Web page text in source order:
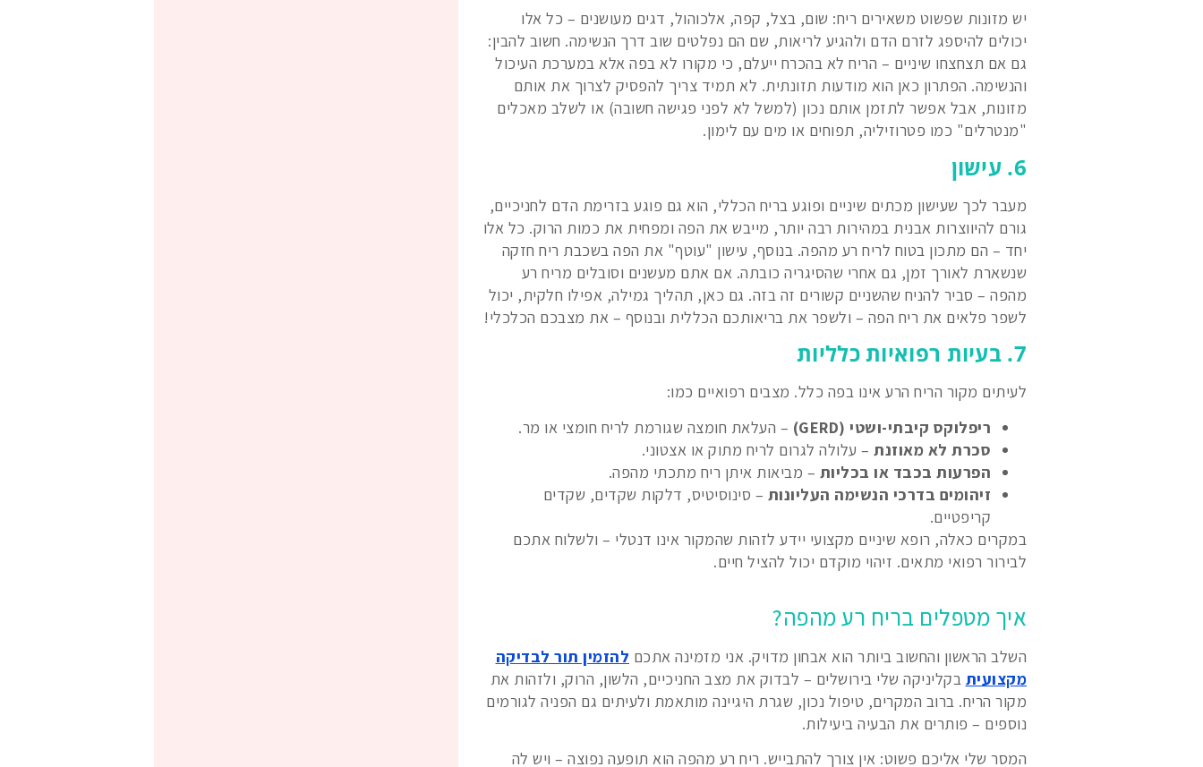
יש מזונות שפשוט משאירים ריח: שום, בצל, קפה, אלכוהול, דגים מעושנים – כל אלו
יכולים להיספג לזרם הדם ולהגיע לריאות, שם הם נפלטים שוב דרך הנשימה. חשוב להבין:
גם אם תצחצחו שיניים – הריח לא בהכרח ייעלם, כי מקורו לא בפה אלא במערכת העיכול
והנשימה. הפתרון כאן הוא מודעות תזונתית. לא תמיד צריך להפסיק לצרוך את אותם
מזונות, אבל אפשר לתזמן אותם נכון (למשל לא לפני פגישה חשובה) או לשלב מאכלים
"מנטרלים" כמו פטרוזיליה, תפוחים או מים עם לימון.
6. עישון
מעבר לכך שעישון מכתים שיניים ופוגע בריח הכללי, הוא גם פוגע בזרימת הדם לחניכיים,
גורם להיווצרות אבנית במהירות רבה יותר, מייבש את הפה ומפחית את כמות הרוק. כל אלו
יחד – הם מתכון בטוח לריח רע מהפה. בנוסף, עישון "עוטף" את הפה בשכבת ריח חזקה
שנשארת לאורך זמן, גם אחרי שהסיגריה כובתה. אם אתם מעשנים וסובלים מריח רע
מהפה – סביר להניח שהשניים קשורים זה בזה. גם כאן, תהליך גמילה, אפילו חלקית, יכול
לשפר פלאים את ריח הפה – ולשפר את בריאותכם הכללית ובנוסף – את מצבכם הכלכלי!
7. בעיות רפואיות כלליות
לעיתים מקור הריח הרע אינו בפה כלל. מצבים רפואיים כמו:
ריפלוקס קיבתי-ושטי (GERD)
– העלאת חומצה שגורמת לריח חומצי או מר.
סכרת לא מאוזנת – עלולה לגרום לריח מתוק או אצטוני.
הפרעות בכבד או בכליות – מביאות איתן ריח מתכתי מהפה.
זיהומים בדרכי הנשימה העליונות – סינוסיטיס, דלקות שקדים, שקדים
קריפטיים.
במקרים כאלה, רופא שיניים מקצועי יידע לזהות שהמקור אינו דנטלי – ולשלוח אתכם
לבירור רפואי מתאים. זיהוי מוקדם יכול להציל חיים.
איך מטפלים בריח רע מהפה?
השלב הראשון והחשוב ביותר הוא אבחון מדויק. אני מזמינה אתכם להזמין תור לבדיקה
מקצועית בקליניקה שלי בירושלים – לבדוק את מצב החניכיים, הלשון, הרוק, ולזהות את
מקור הריח. ברוב המקרים, טיפול נכון, שגרת היגיינה מותאמת ולעיתים גם הפניה לגורמים
נוספים – פותרים את הבעיה ביעילות.
המסר שלי אליכם פשוט: אין צורך להתבייש. ריח רע מהפה הוא תופעה נפוצה – ויש לה